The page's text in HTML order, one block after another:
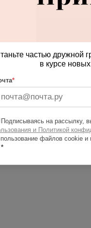
частью дружной
в курсе
*
Подписываясь на рассылку,
и Политикой
файлов cookie
*